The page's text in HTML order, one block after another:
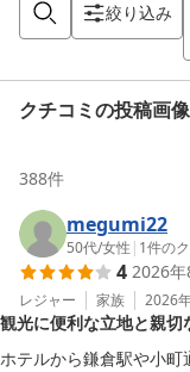
絞り込み
クチコミの投稿画
388件
megumi22
50代/女性 | 1件の
4 2026年
レジャー 家族 2026
観光に便利な立地と親切
ホテルから鎌倉駅や小